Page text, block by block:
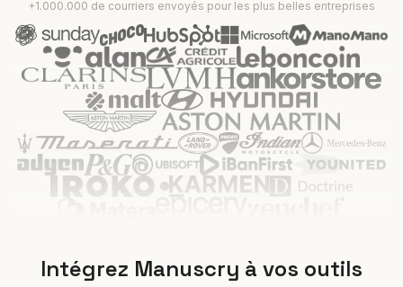
+1.000.000 de courriers envoyés pour les plus belles entreprises
Intégrez Manuscry à vos outils